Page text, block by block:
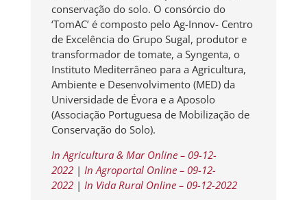
conservação do solo. O consórcio do
‘TomAC’ é composto pelo Ag-Innov- Centro
de Excelência do Grupo Sugal, produtor e
transformador de tomate, a Syngenta, o
Instituto Mediterrâneo para a Agricultura,
Ambiente e Desenvolvimento (MED) da
Universidade de Évora e a Aposolo
(Associação Portuguesa de Mobilização de
Conservação do Solo).
In Agricultura & Mar Online – 09-12-
2022| In Agroportal Online – 09-12-
2022| In Vida Rural Online – 09-12-2022